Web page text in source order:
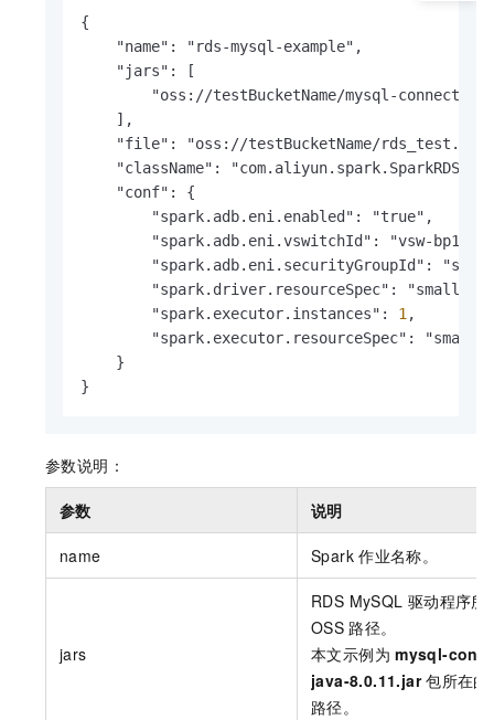
{
    "name": "rds-mysql-example",
    "jars": [
"oss://testBucketName/mysql-connector-
    ],
"file": "oss://testBucketName/
    "className": "com.aliyun.spark.SparkRDS",
    "conf": {
        "spark.adb.eni.enabled": "true",
"spark.adb.eni.vswitchId": "vsw-
"spark.adb.eni.securityGroupId": "sg-
        "spark.driver.resourceSpec": "small",
        "spark.executor.instances":
1 ,
        "spark.executor.resourceSpec": "small"
    }
}
参数说明：
参数 说明
name Spark 作业名称。
jars
RDS MySQL 驱动程序所
OSS 路径。
本文示例为 mysql-
java-8.0.11.jar 包所在的
路径。